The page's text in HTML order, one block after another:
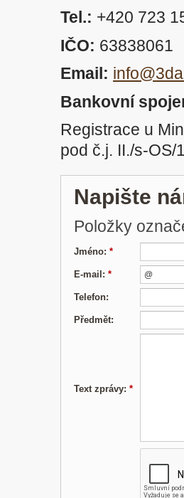
Tel.: +420 723
IČO: 63838061
Email:
Bankovní
Registrace u
pod č.j. II./s-OS/
Napište
Položky
Jméno: *
E-mail: *
Telefon:
Předmět:
Text zprávy: *